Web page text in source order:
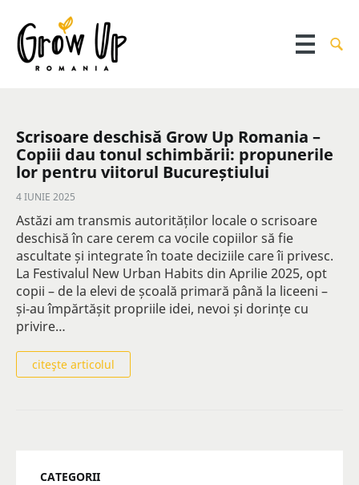
Scrisoare deschisă Grow Up Romania –
Copiii dau tonul schimbării: propunerile
lor pentru viitorul Bucureștiului
4 IUNIE 2025
Astăzi am transmis autorităților locale o scrisoare
deschisă în care cerem ca vocile copiilor să fie
ascultate și integrate în toate deciziile care îi privesc.
La Festivalul New Urban Habits din Aprilie 2025, opt
copii – de la elevi de școală primară până la liceeni –
și-au împărtășit propriile idei, nevoi și dorințe cu
privire…
citeşte articolul
CATEGORII